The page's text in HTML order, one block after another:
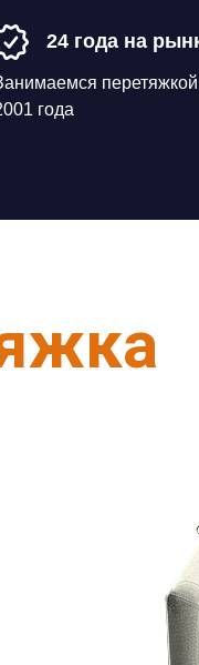
года
24 года на